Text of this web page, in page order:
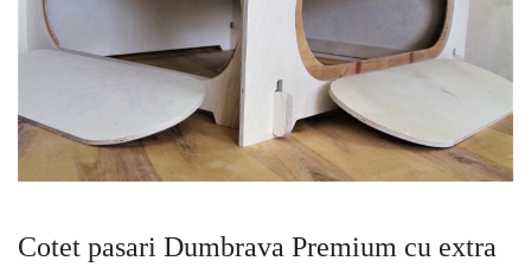
Cotet pasari Dumbrava Premium cu extra